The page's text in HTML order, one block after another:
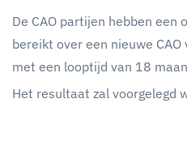
De CAO partijen hebben een
bereikt over een nieuwe
met een looptijd van 18
Het resultaat zal voorgelegd